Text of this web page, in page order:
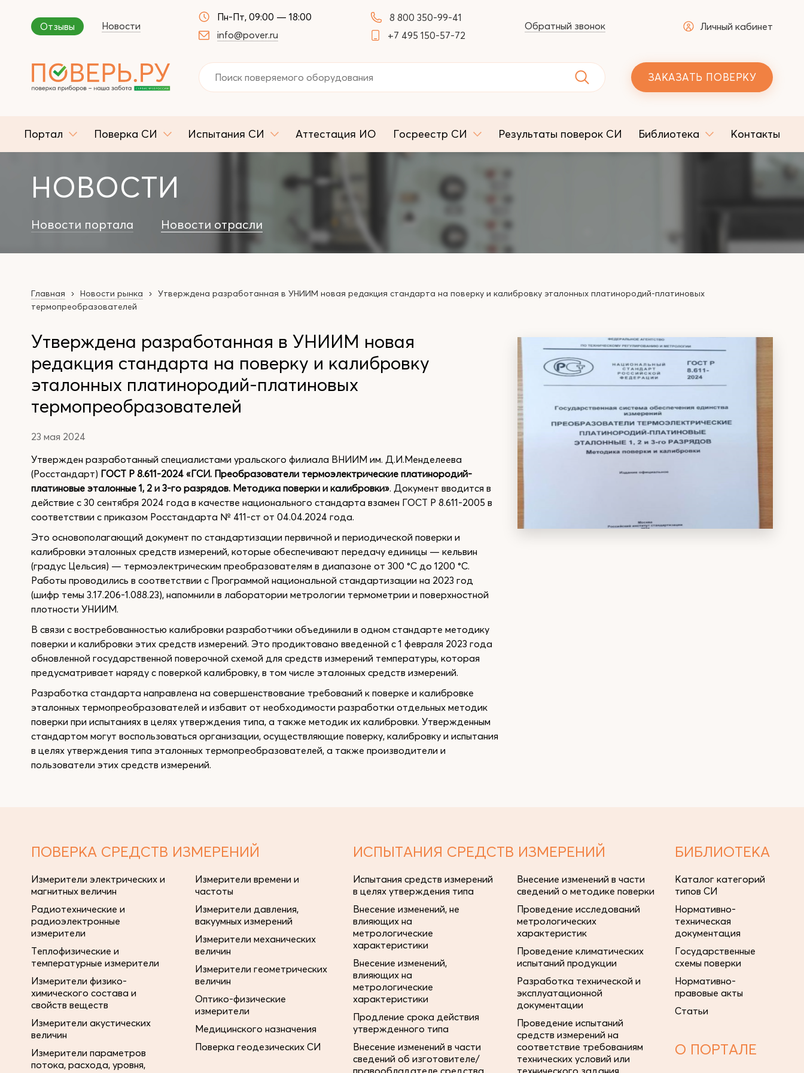
Отзывы Новости
Пн-Пт, 09:00 — 18:00
info@pover.ru
8 800 350-99-41
+7 495 150-57-72
Обратный звонок Личный кабинет
ЗАКАЗАТЬ ПОВЕРКУ
Портал Поверка СИ Испытания СИ Аттестация ИО Госреестр СИ Результаты поверок СИ Библиотека Контакты
НОВОСТИ
Новости портала Новости отрасли
Главная Новости рынка
Утверждена разработанная в УНИИМ новая редакция стандарта на поверку и калибровку эталонных платинородий-платиновых
термопреобразователей
Утверждена разработанная в УНИИМ новая
редакция стандарта на поверку и калибровку
эталонных платинородий-платиновых
термопреобразователей
23 мая 2024
Утвержден разработанный специалистами уральского филиала ВНИИМ им. Д.И.Менделеева
(Росстандарт) ГОСТ Р 8.611-2024 «ГСИ. Преобразователи термоэлектрические платинородий-
платиновые эталонные 1, 2 и 3-го разрядов. Методика поверки и калибровки». Документ вводится в
действие с 30 сентября 2024 года в качестве национального стандарта взамен ГОСТ Р 8.611-2005 в
соответствии с приказом Росстандарта № 411-ст от 04.04.2024 года.
Это основополагающий документ по стандартизации первичной и периодической поверки и
калибровки эталонных средств измерений, которые обеспечивают передачу единицы — кельвин
(градус Цельсия) — термоэлектрическим преобразователям в диапазоне от 300 °С до 1200 °С.
Работы проводились в соответствии с Программой национальной стандартизации на 2023 год
(шифр темы 3.17.206-1.088.23), напомнили в лаборатории метрологии термометрии и поверхностной
плотности УНИИМ.
В связи с востребованностью калибровки разработчики объединили в одном стандарте методику
поверки и калибровки этих средств измерений. Это продиктовано введенной с 1 февраля 2023 года
обновленной государственной поверочной схемой для средств измерений температуры, которая
предусматривает наряду с поверкой калибровку, в том числе эталонных средств измерений.
Разработка стандарта направлена на совершенствование требований к поверке и калибровке
эталонных термопреобразователей и избавит от необходимости разработки отдельных методик
поверки при испытаниях в целях утверждения типа, а также методик их калибровки. Утвержденным
стандартом могут воспользоваться организации, осуществляющие поверку, калибровку и испытания
в целях утверждения типа эталонных термопреобразователей, а также производители и
пользователи этих средств измерений.
ПОВЕРКА СРЕДСТВ ИЗМЕРЕНИЙ
Измерители электрических и
магнитных величин
Радиотехнические и
радиоэлектронные
измерители
Теплофизические и
температурные измерители
Измерители физико-
химического состава и
свойств веществ
Измерители акустических
величин
Измерители параметров
потока, расхода, уровня,
Измерители времени и
частоты
Измерители давления,
вакуумных измерений
Измерители механических
величин
Измерители геометрических
величин
Оптико-физические
измерители
Медицинского назначения
Поверка геодезических СИ
ИСПЫТАНИЯ СРЕДСТВ ИЗМЕРЕНИЙ
Испытания средств измерений
в целях утверждения типа
Внесение изменений, не
влияющих на
метрологические
характеристики
Внесение изменений,
влияющих на
метрологические
характеристики
Продление срока действия
утвержденного типа
Внесение изменений в части
сведений об изготовителе/
правообладателе средства
Внесение изменений в части
сведений о методике поверки
Проведение исследований
метрологических
характеристик
Проведение климатических
испытаний продукции
Разработка технической и
эксплуатационной
документации
Проведение испытаний
средств измерений на
соответствие требованиям
технических условий или
технического задания
БИБЛИОТЕКА
Каталог категорий
типов СИ
Нормативно-
техническая
документация
Государственные
схемы поверки
Нормативно-
правовые акты
Статьи
О ПОРТАЛЕ